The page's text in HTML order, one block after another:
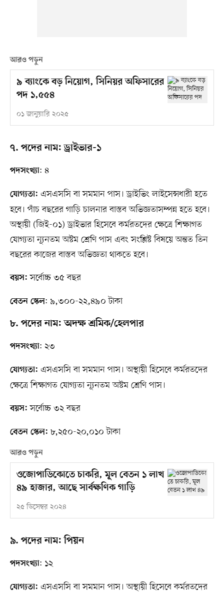
আরও পড়ুন
৯ ব্যাংকে বড় নিয়োগ, সিনিয়র অফিসারের
পদ ১,৫৫৪
০১ জানুয়ারি ২০২৫
৭. পদের নাম: ড্রাইভার-১
পদসংখ্যা: ৪
যোগ্যতা: এসএসসি বা সমমান পাস। ড্রাইভিং লাইসেন্সধারী হতে
হবে। পাঁচ বছরের গাড়ি চালনার বাস্তব অভিজ্ঞতাসম্পন্ন হতে হবে।
অস্থায়ী (জিই-০১) ড্রাইভার হিসেবে কর্মরতদের ক্ষেত্রে শিক্ষাগত
যোগ্যতা ন্যূনতম অষ্টম শ্রেণি পাস এবং সংশ্লিষ্ট বিষয়ে অন্তত তিন
বছরের কাজের বাস্তব অভিজ্ঞতা থাকতে হবে।
বয়স: সর্বোচ্চ ৩৫ বছর
বেতন স্কেল: ৯,৩০০-২২,৪৯০ টাকা
৮. পদের নাম: অদক্ষ শ্রমিক/হেলপার
পদসংখ্যা: ২৩
যোগ্যতা: এসএসসি বা সমমান পাস। অস্থায়ী হিসেবে কর্মরতদের
ক্ষেত্রে শিক্ষাগত যোগ্যতা ন্যূনতম অষ্টম শ্রেণি পাস।
বয়স: সর্বোচ্চ ৩২ বছর
বেতন স্কেল: ৮,২৫০-২০,০১০ টাকা
আরও পড়ুন
ওজোপাডিকোতে চাকরি, মূল বেতন ১ লাখ
৪৯ হাজার, আছে সার্বক্ষণিক গাড়ি
২৫ ডিসেম্বর ২০২৪
৯. পদের নাম: পিয়ন
পদসংখ্যা: ১২
যোগ্যতা: এসএসসি বা সমমান পাস। অস্থায়ী হিসেবে কর্মরতদের